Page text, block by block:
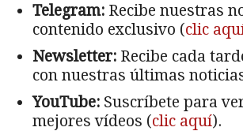
Telegram: Recibe nuestras
contenido exclusivo (clic
Newsletter: Recibe cada
con nuestras últimas
YouTube: Suscríbete para
mejores vídeos (clic aquí).